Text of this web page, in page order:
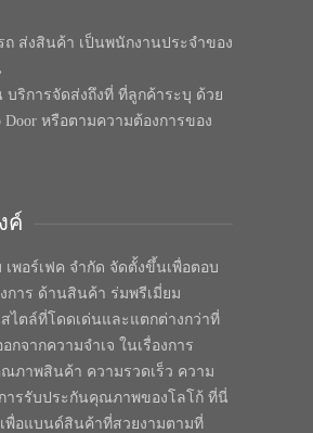
ส่งสินค้า เป็นพนักงานประจำของ
บริการจัดส่งถึงที่ ที่ลูกค้าระบุ ด้วย
Door หรือตามความต้องการของ
ค์
เพอร์เฟค จำกัด จัดตั้งขึ้นเพื่อตอบ
การ ด้านสินค้า ร่มพรีเมี่ยม
ไตล์ที่โดดเด่นและแตกต่างกว่าที่
กจากความจำเจ ในเรื่องการ
ภาพสินค้า ความรวดเร็ว ความ
ารรับประกันคุณภาพของโลโก้ ที่นี่
พื่อแบนด์สินค้าที่สวยงามตามที่